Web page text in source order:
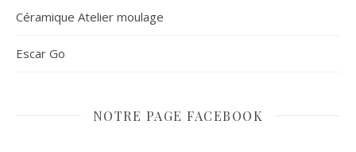
Céramique Atelier moulage
Escar Go
NOTRE PAGE FACEBOOK